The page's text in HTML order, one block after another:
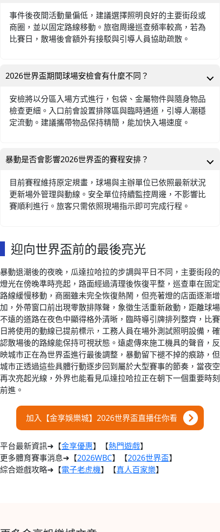
事件後夜間活動量偏低，建議選擇照明良好的主要街段或
商圈，並以固定路線移動。旅宿周邊巡查頻率較高，若為
比賽日，散場後會額外有接駁與引導人員協助疏散。
2026世界盃期間球場安檢會有什麼不同？
安檢將以分區入場方式進行，包袋、金屬物件與隨身物品
檢查更細。入口前會設置排隊區與臨時通道，引導人潮穩
定流動。建議攜帶物品保持精簡，能加快入場速度。
暴動是否會影響2026世界盃的賽程安排？
目前賽程維持原定規畫，球場與主辦單位已依照最新狀況
更新場外管理與動線。安全單位持續監控周邊，不影響比
賽順利進行。旅客只需依照現場指示即可完成行程。
迎向世界盃前的最後亮光
暴動退潮後的夜晚，瓜達拉哈拉的步調與平日不同，主要街段的
燈光在傍晚準時亮起，路面經過清理後恢復平整，巡查車在固定
路線緩慢移動，商圈雖未完全恢復熱鬧，但亮著燈的店面逐漸增
加，外帶窗口前出現零散排隊聲，象徵生活重新啟動，距離球場
不遠的道路在夜色中顯得格外清晰，臨時導引牌排列整齊，比賽
日將使用的動線已提前標示，工務人員在場外測試照明設備，確
認散場後的路線能保持可視狀態。遠處傳來施工機具的聲音，反
映城市正在為世界盃進行最後調整，暴動留下褪不掉的痕跡，但
城市正透過這些具體行動逐步回到屬於大型賽事的節奏，當夜空
再次亮起光線，外界也能看見瓜達拉哈拉正在朝下一個重要時刻
前進。
加入【金享娛樂城】2026世界盃直播任你看
平台最新資訊➜【金享優惠】【熱門遊戲】
更多體育賽事消息➜【2026WBC】【2026世界盃】
綜合遊戲攻略➜【電子老虎機】【真人百家樂】